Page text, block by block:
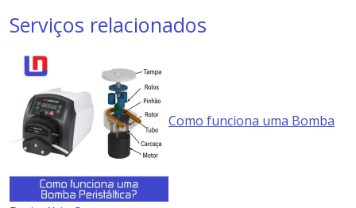
Serviços relacionados
Como funciona uma Bomba